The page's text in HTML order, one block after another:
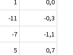
1
0,0
-11
-0,3
-7
-1,1
5
0,7